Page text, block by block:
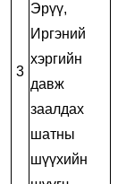
3
Эрүү,
Иргэний
хэргийн
давж
заалдах
шатны
шүүхийн